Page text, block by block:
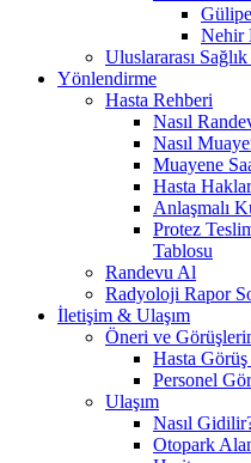
Uluslararası
Yönlendirme
Hasta Rehberi
Nasıl
Nasıl
Muayene
Hasta
Anlaşmalı
Protez
Tablosu
Randevu Al
Radyoloji Rapor
İletişim & Ulaşım
Öneri ve
Hasta
Personel
Ulaşım
Nasıl
Otopark